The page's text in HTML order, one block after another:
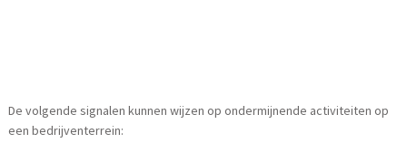
De volgende signalen kunnen wijzen op ondermijnende activiteiten op
een bedrijventerrein: